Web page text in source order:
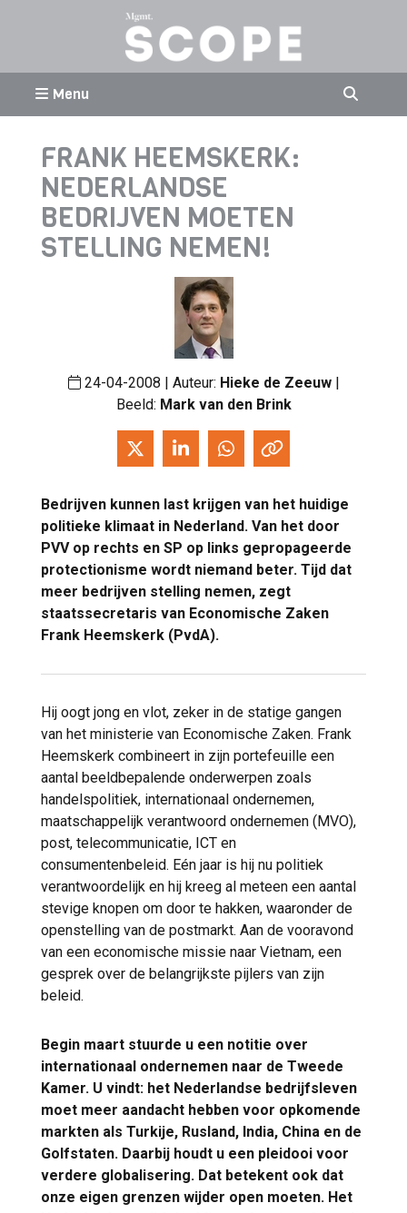
Menu
FRANK HEEMSKERK:
NEDERLANDSE
BEDRIJVEN MOETEN
STELLING NEMEN!
24-04-2008 | Auteur: Hieke de Zeeuw|
Beeld: Mark van den Brink
Bedrijven kunnen last krijgen van het huidige
politieke klimaat in Nederland. Van het door
PVV op rechts en SP op links gepropageerde
protectionisme wordt niemand beter. Tijd dat
meer bedrijven stelling nemen, zegt
staatssecretaris van Economische Zaken
Frank Heemskerk (PvdA).
Hij oogt jong en vlot, zeker in de statige gangen
van het ministerie van Economische Zaken. Frank
Heemskerk combineert in zijn portefeuille een
aantal beeldbepalende onderwerpen zoals
handelspolitiek, internationaal ondernemen,
maatschappelijk verantwoord ondernemen (MVO),
post, telecommunicatie, ICT en
consumentenbeleid. Eén jaar is hij nu politiek
verantwoordelijk en hij kreeg al meteen een aantal
stevige knopen om door te hakken, waaronder de
openstelling van de postmarkt. Aan de vooravond
van een economische missie naar Vietnam, een
gesprek over de belangrijkste pijlers van zijn
beleid.
Begin maart stuurde u een notitie over
internationaal ondernemen naar de Tweede
Kamer. U vindt: het Nederlandse bedrijfsleven
moet meer aandacht hebben voor opkomende
markten als Turkije, Rusland, India, China en de
Golfstaten. Daarbij houdt u een pleidooi voor
verdere globalisering. Dat betekent ook dat
onze eigen grenzen wijder open moeten. Het